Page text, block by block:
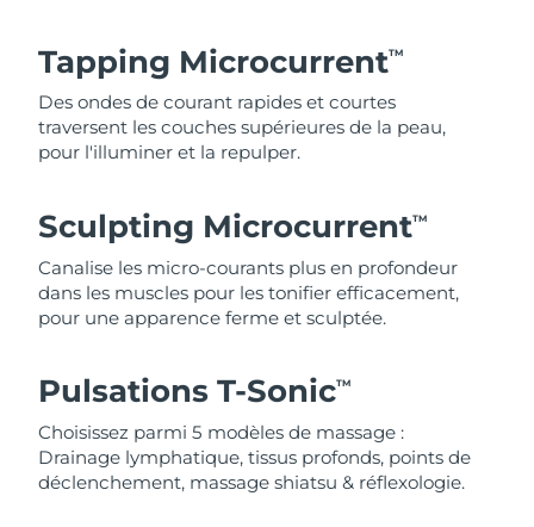
Tapping MicrocurrentTM
Des ondes de courant rapides et courtes
traversent les couches supérieures de la peau,
pour l'illuminer et la repulper.
Sculpting MicrocurrentTM
Canalise les micro-courants plus en profondeur
dans les muscles pour les tonifier efficacement,
pour une apparence ferme et sculptée.
Pulsations T-SonicTM
Choisissez parmi 5 modèles de massage :
Drainage lymphatique, tissus profonds, points de
déclenchement, massage shiatsu & réflexologie.